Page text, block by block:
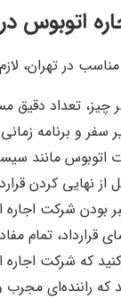
اتوبوس
در تهران،
چیز، تعداد دقیق
سفر و برنامه
اتوبوس مانند
از نهایی کردن
بودن شرکت
قرارداد، تمام
که شرکت اجاره
که راننده‌ای مجرب